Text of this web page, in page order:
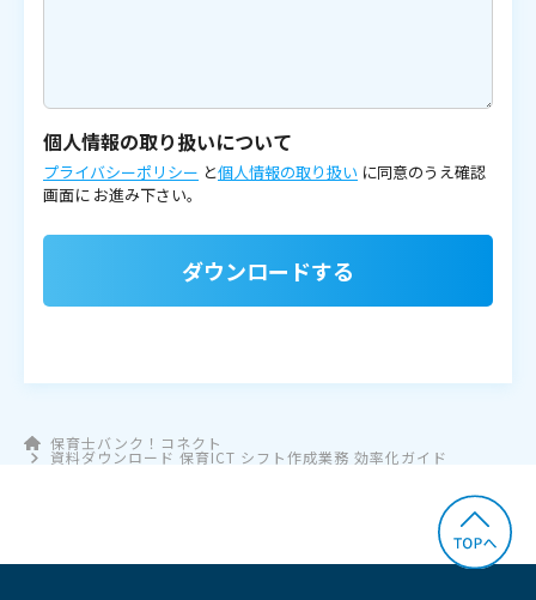
個人情報の取り扱いについて
プライバシーポリシー と個人情報の取り扱い に同意のうえ確認
画面に お進み下さい。
ダウンロードする
保育士バンク！コネクト
資料ダウンロード 保育ICT シフト作成業務 効率化ガイド